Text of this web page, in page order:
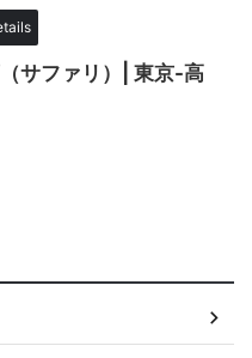
サファリ）| 東京-高